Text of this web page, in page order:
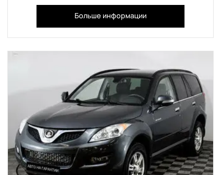
Больше информации